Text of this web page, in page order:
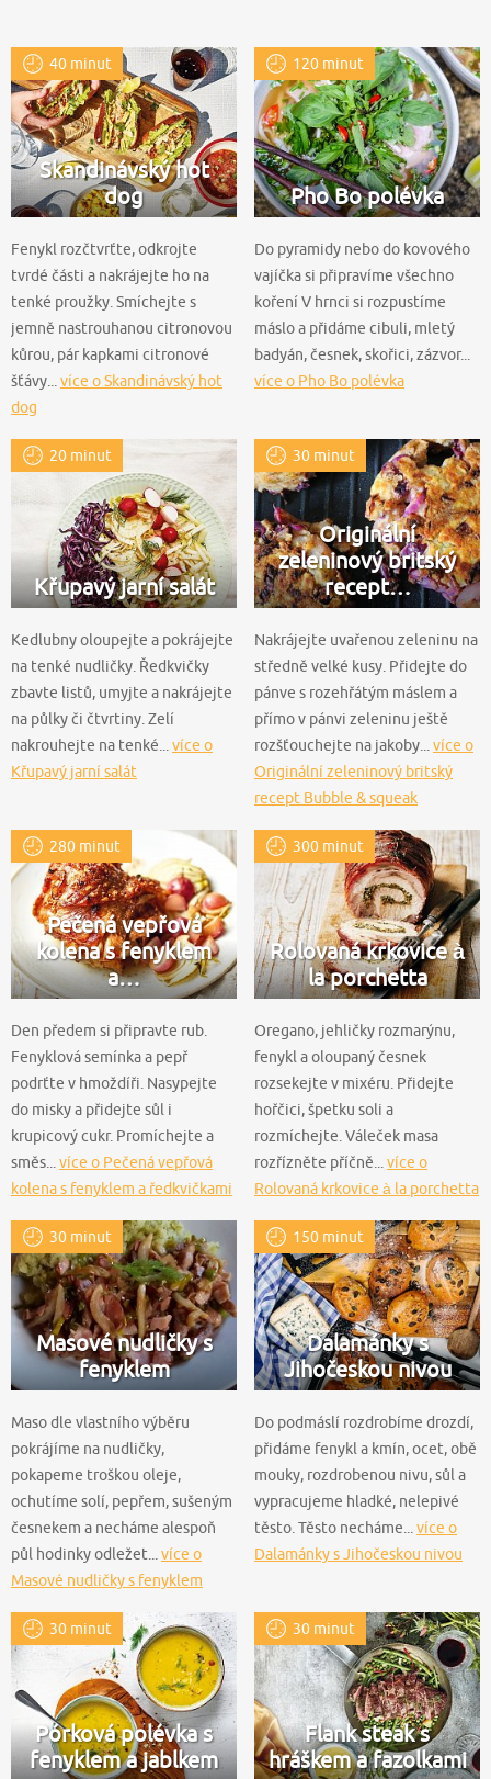
40 minut
Skandinávský hot
dog
Fenykl rozčtvrťte, odkrojte
tvrdé části a nakrájejte ho na
tenké proužky. Smíchejte s
jemně nastrouhanou citronovou
kůrou, pár kapkami citronové
šťávy... více o Skandinávský hot
dog
120 minut
Pho Bo polévka
Do pyramidy nebo do kovového
vajíčka si připravíme všechno
koření V hrnci si rozpustíme
máslo a přidáme cibuli, mletý
badyán, česnek, skořici, zázvor...
více o Pho Bo polévka
20 minut
Křupavý jarní salát
Kedlubny oloupejte a pokrájejte
na tenké nudličky. Ředkvičky
zbavte listů, umyjte a nakrájejte
na půlky či čtvrtiny. Zelí
nakrouhejte na tenké... více o
Křupavý jarní salát
30 minut
Originální
zeleninový britský
recept…
Nakrájejte uvařenou zeleninu na
středně velké kusy. Přidejte do
pánve s rozehřátým máslem a
přímo v pánvi zeleninu ještě
rozšťouchejte na jakoby... více o
Originální zeleninový britský
recept Bubble & squeak
280 minut
Pečená vepřová
kolena s fenyklem
a…
Den předem si připravte rub.
Fenyklová semínka a pepř
podrťte v hmoždíři. Nasypejte
do misky a přidejte sůl i
krupicový cukr. Promíchejte a
směs...více o Pečená vepřová
kolena s fenyklem a ředkvičkami
300 minut
Rolovaná krkovice à
la porchetta
Oregano, jehličky rozmarýnu,
fenykl a oloupaný česnek
rozsekejte v mixéru. Přidejte
hořčici, špetku soli a
rozmíchejte. Váleček masa
rozřízněte příčně...více o
Rolovaná krkovice à la porchetta
30 minut
Masové nudličky s
fenyklem
Maso dle vlastního výběru
pokrájíme na nudličky,
pokapeme troškou oleje,
ochutíme solí, pepřem, sušeným
česnekem a necháme alespoň
půl hodinky odležet... více o
Masové nudličky s fenyklem
150 minut
Dalamánky s
Jihočeskou nivou
Do podmáslí rozdrobíme drozdí,
přidáme fenykl a kmín, ocet, obě
mouky, rozdrobenou nivu, sůl a
vypracujeme hladké, nelepivé
těsto. Těsto necháme... více o
Dalamánky s Jihočeskou nivou
30 minut
Pórková polévka s
fenyklem a jablkem
30 minut
Flank steak s
hráškem a fazolkami